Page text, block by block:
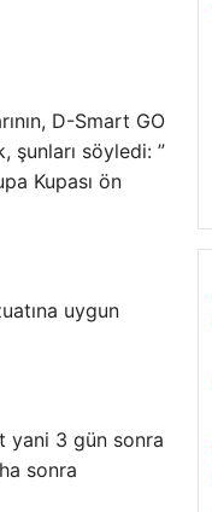
D-Smart GO
şunları söyledi: ”
Kupası ön
uygun
yani 3 gün sonra
sonra